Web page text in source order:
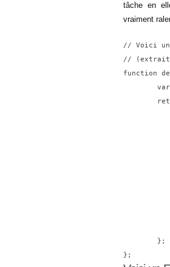
tâche en
vraiment
// Voici
//
function